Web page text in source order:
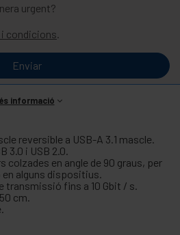
urgent?
condicions.
Enviar
informació
reversible a USB-A 3.1 mascle.
3.0 i USB 2.0.
colzades en angle de 90 graus, per
alguns dispositius.
transmissió fins a 10 Gbit / s.
cm.